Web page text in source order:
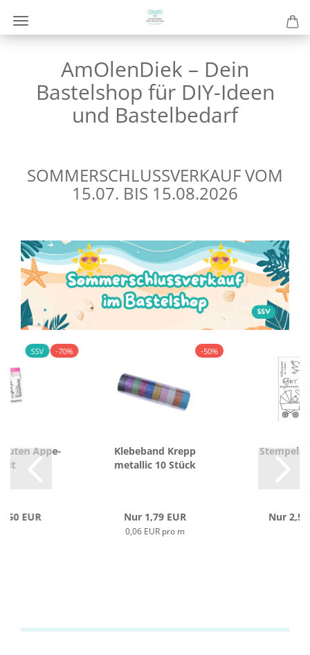
AmOlenDiek – Dein
Bastelshop für DIY-Ideen
und Bastelbedarf
SOMMERSCHLUSSVERKAUF VOM
15.07. BIS 15.08.2026
SSV -70%
Ap­pe­
tit
EUR
-50%
Kle­be­band Krepp
me­tal­lic 10 Stück
Nur 1,79 EUR
0,06 EUR pro m
Nur 2,50